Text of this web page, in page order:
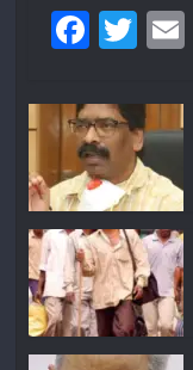
F
a
c
e
b
o
o
k
T
w
itt
er